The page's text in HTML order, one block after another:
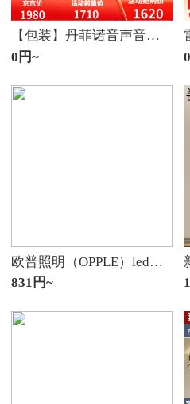
【包装】丹菲诺音声音互联网小米小爱控制LED硅胶客间ランプ现代简约全屋套装组合三室二室四室声控寝室套装3(四室一厅)无极调光+小米小爱音声互联网
0円~
欧普照明（OPPLE）led双色调光卧室灯シーリングライト新中式客厅灯餐厅灯圆形現代简约超薄ランプ 儿童房灯飾 新铂玉
831円~